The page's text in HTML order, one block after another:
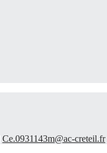
Ce.0931143m@ac-creteil.fr